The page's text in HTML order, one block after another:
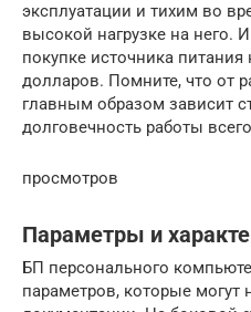
эксплуатации и тихим во
высокой нагрузке на него.
покупке источника
долларов. Помните, что от
главным образом зависит
долговечность работы
просмотров
Параметры и
БП персонального
параметров, которые могут